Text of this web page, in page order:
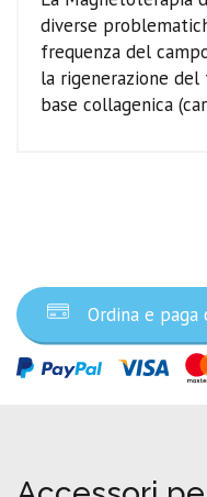
diverse
frequenza del
la rigenerazione
base collagenica
Ordina e paga